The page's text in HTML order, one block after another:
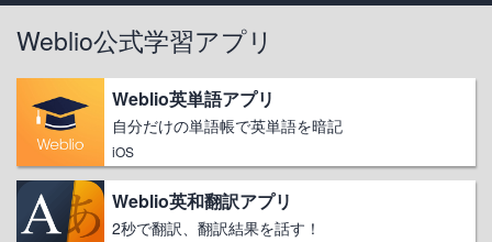
Weblio公式学習アプリ
Weblio英単語アプリ
自分だけの単語帳で英単語を暗記
iOS
Weblio英和翻訳アプリ
2秒で翻訳、翻訳結果を話す！